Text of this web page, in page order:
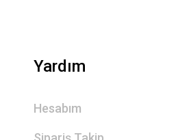
Yardım
Hesabım